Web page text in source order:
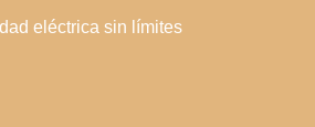
eléctrica sin límites